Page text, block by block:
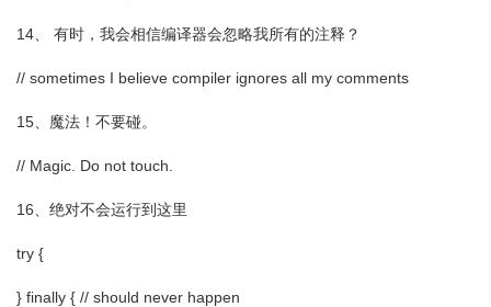
14、 有时，我会相信编译器会忽略我所有的注释？
// sometimes I believe compiler ignores all my comments
15、魔法！不要碰。
// Magic. Do not touch.
16、绝对不会运行到这里
try {
} finally { // should never happen